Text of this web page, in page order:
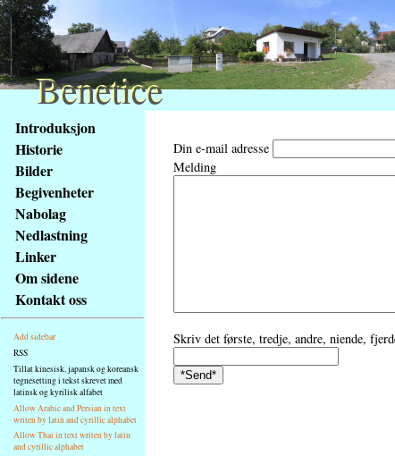
obsah
stránky
Klávesové
zkratky
tomto
webu
základní
Hlavní
strana
Introduksjon
Historie
Bilder
Begivenheter
Nabolag
Nedlastning
Linker
Om sidene
Kontakt oss
Add sidebar
RSS
Tillat kinesisk, japansk og koreansk
tegnesetting i tekst skrevet med
latinsk og kyrilisk alfabet
Allow Arabic and Persian in text
writen by latin and cyrillic alphabet
Allow Thai in text writen by latin
and cyrillic alphabet
Din e-mail adresse
Melding
Skriv det første, tredje, andre, niende,
Benetice
Benetice